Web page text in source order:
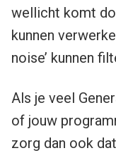
wellicht komt
kunnen
noise’ kunnen
Als je veel
of jouw
zorg dan ook